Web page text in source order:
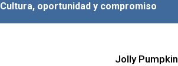
Cultura, oportunidad y compromiso
Jolly Pumpkin